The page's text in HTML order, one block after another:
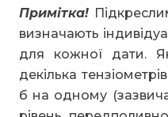
Примітка!
визначають
для кожної дати.
декілька
б на одному